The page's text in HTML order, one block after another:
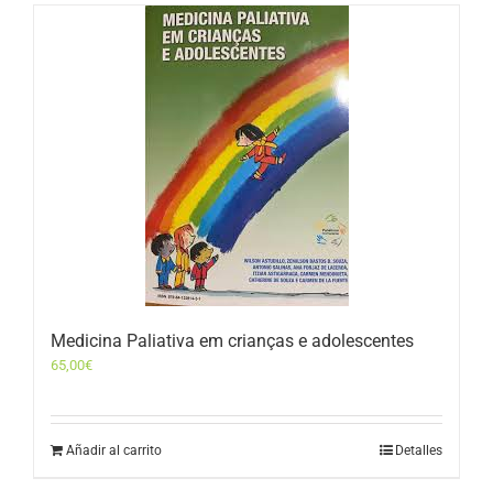
Medicina Paliativa em crianças e adolescentes
65,00€
Añadir al carrito Detalles